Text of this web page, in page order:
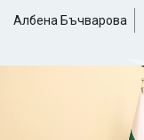
Албена Бъчварова